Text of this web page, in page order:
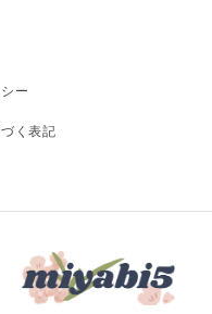
ー
く表記